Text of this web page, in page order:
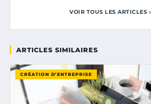
VOIR TOUS LES ARTICLES ›
ARTICLES SIMILAIRES
CRÉATION D’ENTREPRISE